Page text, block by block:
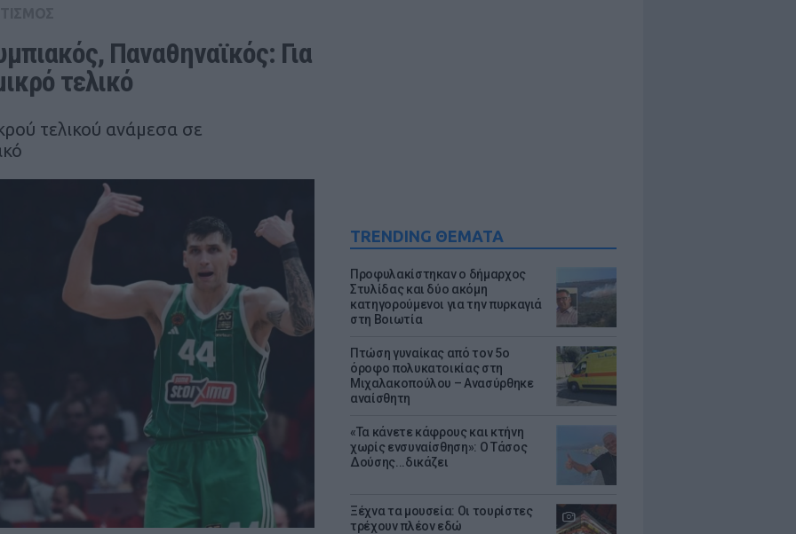
TRENDING ΘΕΜΑΤΑ
Προφυλακίστηκαν ο δήμαρχος
Στυλίδας και δύο ακόμη
κατηγορούμενοι για την πυρκαγιά
στη Βοιωτία
Πτώση γυναίκας από τον 5ο
όροφο πολυκατοικίας στη
Μιχαλακοπούλου – Ανασύρθηκε
αναίσθητη
«Τα κάνετε κάφρους και κτήνη
χωρίς ενσυναίσθηση»: Ο Τάσος
Δούσης...δικάζει
Ξέχνα τα μουσεία: Οι τουρίστες
τρέχουν πλέον εδώ
Παναθηναϊκός: Για
τελικό
τελικού ανάμεσα σε